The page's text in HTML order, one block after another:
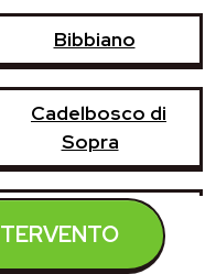
Bibbiano
Cadelbosco di
Sopra